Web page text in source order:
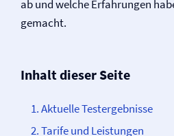
ab und welche Erfahrungen
gemacht.
Inhalt dieser Seite
Aktuelle Testergebnisse
Tarife und Leistungen